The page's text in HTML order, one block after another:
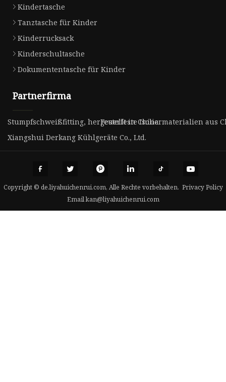
Kindertasche
Tanztasche für Kinder
Kinderrucksack
Kinderschultasche
Dokumententasche für Kinder
Partnerfirma
Stumpfschweißfitting, hergestellt in ChinaFeuerfeste Isoliermaterialien aus
Xiangshui Derkang Kühlgeräte Co., Ltd.
Copyright © de.liyahuichenrui.com, Alle Rechte vorbehalten. Privacy Policy
Emailkan@liyahuichenrui.com